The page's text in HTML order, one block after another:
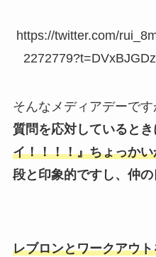
https://twitter.com/
そんなメディアデーです
質問を応対しているとき
イ！！！！』ちょっか
段と印象的ですし、仲の
レブロンとワークアウ